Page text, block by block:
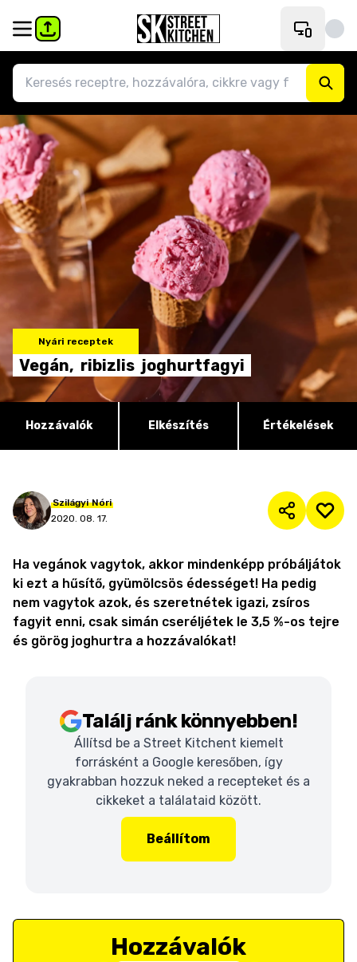
Nyári receptek
Vegán, ribizlis joghurtfagyi
Hozzávalók Elkészítés Értékelések
Szilágyi Nóri
2020. 08. 17.
Ha vegánok vagytok, akkor mindenképp próbáljátok
ki ezt a hűsítő, gyümölcsös édességet! Ha pedig
nem vagytok azok, és szeretnétek igazi, zsíros
fagyit enni, csak simán cseréljétek le 3,5 %-os tejre
és görög joghurtra a hozzávalókat!
Találj ránk könnyebben!
Állítsd be a Street Kitchent kiemelt
forrásként a Google keresőben, így
gyakrabban hozzuk neked a recepteket és a
cikkeket a találataid között.
Beállítom
Hozzávalók